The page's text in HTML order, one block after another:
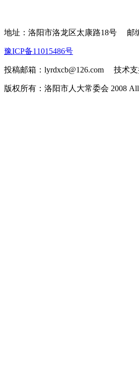
地址：洛阳市洛龙区太康路18号 邮
豫ICP备11015486号
投稿邮箱：lyrdxcb@126.com 技术支
版权所有：洛阳市人大常委会 2008 All